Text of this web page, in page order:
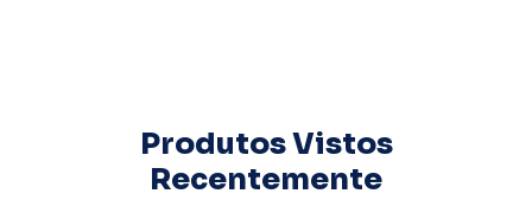
Produtos Vistos
Recentemente